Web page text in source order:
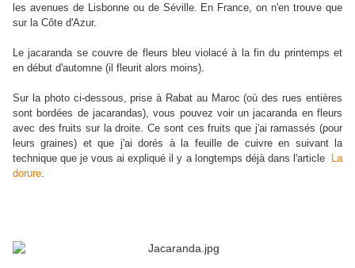
les avenues de Lisbonne ou de Séville. En France, on n'en trouve que
sur la Côte d'Azur.
Le jacaranda se couvre de fleurs bleu violacé à la fin du printemps et
en début d'automne (il fleurit alors moins).
Sur la photo ci-dessous, prise à Rabat au Maroc (où des rues entières
sont bordées de jacarandas), vous pouvez voir un jacaranda en fleurs
avec des fruits sur la droite. Ce sont ces fruits que j'ai ramassés (pour
leurs graines) et que j'ai dorés à la feuille de cuivre en suivant la
technique que je vous ai expliqué il y a longtemps déjà dans l'article
La
dorure.